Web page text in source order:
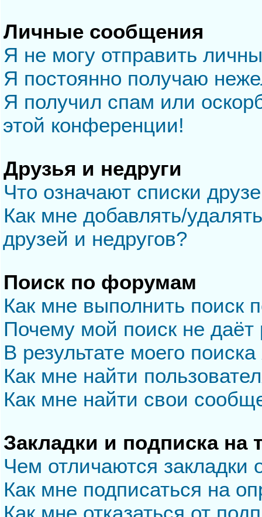
Личные сообщения
Я не могу отправить
Я постоянно получаю
Я получил спам или
этой конференции!
Друзья и недруги
Что означают списки
Как мне добавлять/
друзей и недругов?
Поиск по форумам
Как мне выполнить
Почему мой поиск не даёт
В результате моего
Как мне найти
Как мне найти свои
Закладки и подписка на
Чем отличаются закладки
Как мне подписаться на